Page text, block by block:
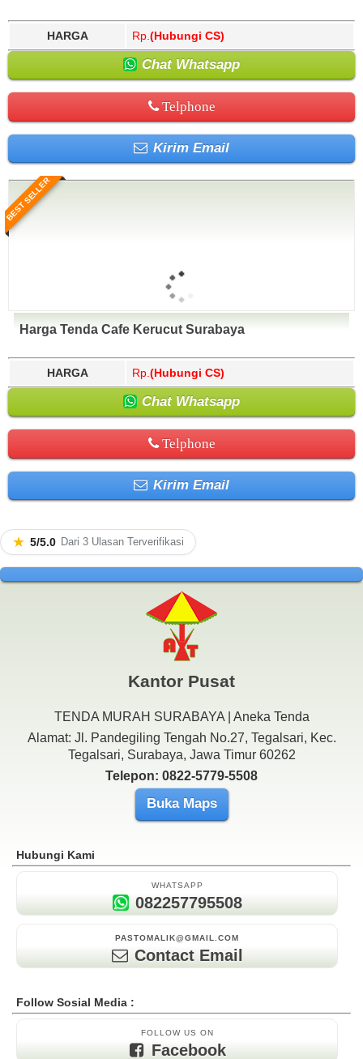
HARGA Rp. (Hubungi CS)
Chat Whatsapp
Telphone
Kirim Email
BEST SELLER
Harga Tenda Cafe Kerucut Surabaya
HARGA Rp. (Hubungi CS)
Chat Whatsapp
Telphone
Kirim Email
★ 5/5.0 Dari 3 Ulasan Terverifikasi
Kantor Pusat
TENDA MURAH SURABAYA | Aneka Tenda
Alamat: Jl. Pandegiling Tengah No.27, Tegalsari, Kec.
Tegalsari, Surabaya, Jawa Timur 60262
Telepon: 0822-5779-5508
Buka Maps
Hubungi Kami
WHATSAPP
082257795508
PASTOMALIK@GMAIL.COM
Contact Email
Follow Sosial Media :
FOLLOW US ON
Facebook